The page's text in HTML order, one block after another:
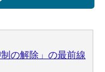
の解除」の最前線